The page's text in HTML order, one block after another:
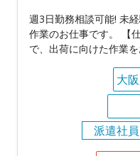
週3日勤務相談可能! 未
作業のお仕事です。 【
で、出荷に向けた作業
大
派遣社員